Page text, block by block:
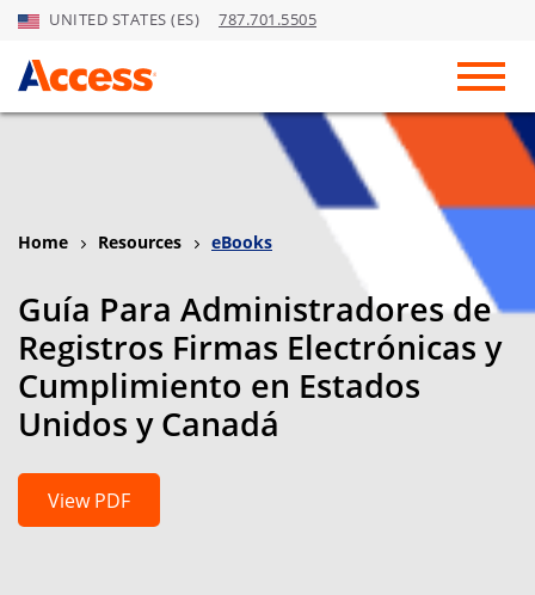
Skip to Main Content
UNITED STATES (ES) 787.701.5505
Home Resources eBooks
Guía Para Administradores de
Registros Firmas Electrónicas y
Cumplimiento en Estados
Unidos y Canadá
View PDF